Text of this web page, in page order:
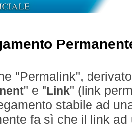
"Permalink",
" e " Link" (link
stabile ad
fa sì che il link